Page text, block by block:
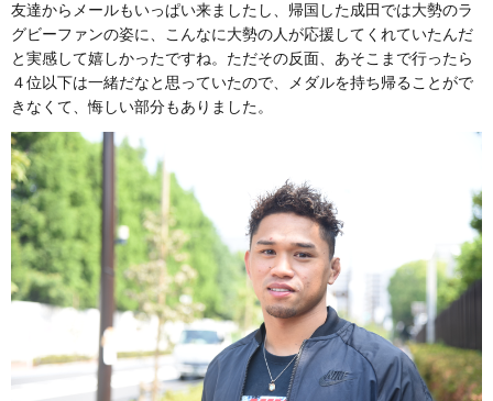
友達からメールもいっぱい来ましたし、帰国した成田では大勢のラ
グビーファンの姿に、こんなに大勢の人が応援してくれていたんだ
と実感して嬉しかったですね。ただその反面、あそこまで行ったら
４位以下は一緒だなと思っていたので、メダルを持ち帰ることがで
きなくて、悔しい部分もありました。